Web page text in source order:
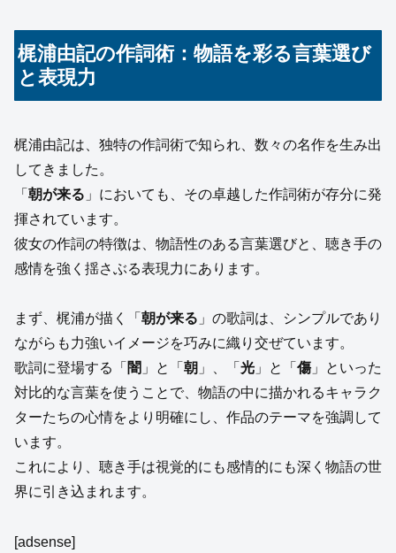
梶浦由記の作詞術：物語を彩る言葉選び
と表現力
梶浦由記は、独特の作詞術で知られ、数々の名作を生み出
してきました。
「 朝が来る 」においても、その卓越した作詞術が存分に発
揮されています。
彼女の作詞の特徴は、物語性のある言葉選びと、聴き手の
感情を強く揺さぶる表現力にあります。
まず、梶浦が描く「 朝が来る 」の歌詞は、シンプルであり
ながらも力強いイメージを巧みに織り交ぜています。
歌詞に登場する「 闇 」と「 朝 」、「 光 」と「 傷」といった
対比的な言葉を使うことで、物語の中に描かれるキャラク
ターたちの心情をより明確にし、作品のテーマを強調して
います。
これにより、聴き手は視覚的にも感情的にも深く物語の世
界に引き込まれます。
[adsense]